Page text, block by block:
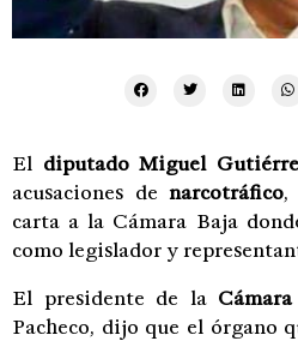
El diputado Miguel
acusaciones de narcotráfico,
carta a la Cámara Baja
como legislador y
El presidente de la
Pacheco, dijo que el órgano